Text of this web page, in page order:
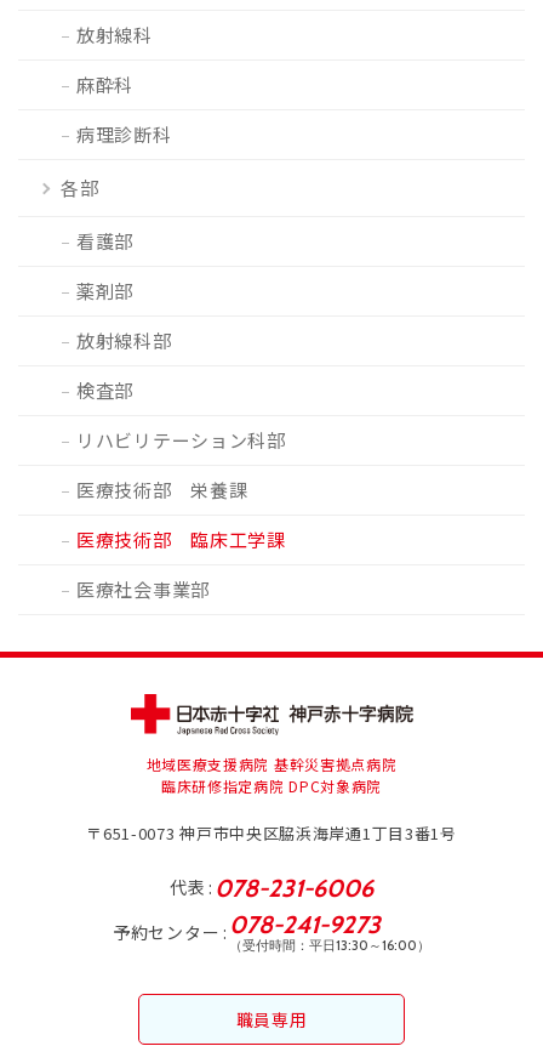
放射線科
麻酔科
病理診断科
各部
看護部
薬剤部
放射線科部
検査部
リハビリテーション科部
医療技術部 栄養課
医療技術部 臨床工学課
医療社会事業部
地域医療支援病院 基幹災害拠点病院
臨床研修指定病院 DPC対象病院
〒651-0073神戸市中央区脇浜海岸通1丁目3番1号
代表 078-231-6006
予約センター 078-241-9273
（受付時間：平日13:30～16:00）
職員専用